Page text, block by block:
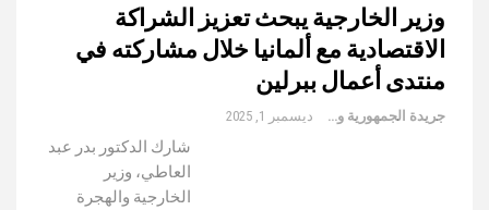
وزير الخارجية يبحث تعزيز الشراكة
الاقتصادية مع ألمانيا خلال مشاركته في
منتدى أعمال ببرلين
جريدة الجمهورية والعالم ديسمبر 1, 2025
شارك الدكتور بدر عبد
العاطي، وزير
الخارجية والهجرة